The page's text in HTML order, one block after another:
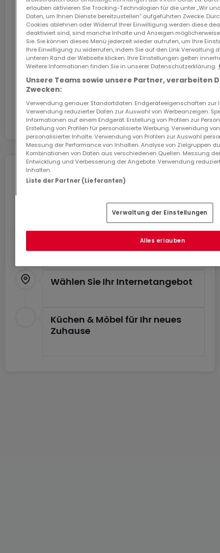
Das GiGA Internet: Internet zu Hause
Sichern Sie sich mit dem Code ATHOME26 einen
Monat kostenloses Internet im schnellsten Netz
Luxemburgs.
Los geht’s
Umziehen ohne Stress
Sie können von Dienstleistungen für einen
stressfreien Umzug profitieren.
Schätzen Sie Ihre
Wählen Sie Ihr Internetangebot
Küchen & Möbel für Ihr neues
Zuhause
erlauben aktivieren Sie Tracking-Technologien für die unter „Wir
Daten, um Ihnen Dienste bereitzustellen“ aufgeführten Zwecke.
Cookies ablehnen oder Widerruf Ihrer Einwilligung werden diese
deaktiviert sind, sind manche Inhalte und Anzeigen
Sie. Sie können dieses Menü jederzeit wieder aufrufen, um Ihre
Ihre Einwilligung zu widerrufen, indem Sie auf den Link Verwaltung
unteren Rand der Webseite klicken. Ihre Einstellungen gelten
Weitere Informationen finden Sie in unserer Datenschutzerklärung.
Unsere Teams sowie unsere Partner, verarbeiten
Zwecken:
Verwendung genauer Standortdaten. Endgeräteeigenschaften zur
Verwendung reduzierter Daten zur Auswahl von Werbeanzeigen.
Informationen auf einem Endgerät. Erstellung von Profilen zur
Erstellung von Profilen für personalisierte Werbung. Verwendung
personalisierter Inhalte. Verwendung von Profilen zur Auswahl
Messung der Performance von Inhalten. Analyse von Zielgruppen
Kombinationen von Daten aus verschiedenen Quellen. Messung
Entwicklung und Verbesserung der Angebote. Verwendung
Inhalten.
Liste der Partner (Lieferanten)
Verwaltung der Einstellungen
Alles erlauben